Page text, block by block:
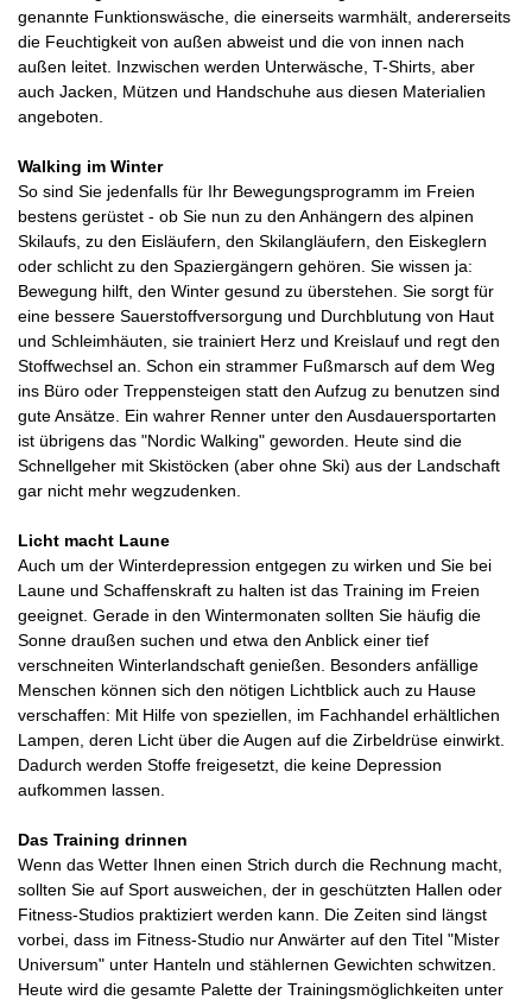
genannte Funktionswäsche, die einerseits warmhält, andererseits
die Feuchtigkeit von außen abweist und die von innen nach
außen leitet. Inzwischen werden Unterwäsche, T-Shirts, aber
auch Jacken, Mützen und Handschuhe aus diesen Materialien
angeboten.
Walking im Winter
So sind Sie jedenfalls für Ihr Bewegungsprogramm im Freien
bestens gerüstet - ob Sie nun zu den Anhängern des alpinen
Skilaufs, zu den Eisläufern, den Skilangläufern, den Eiskeglern
oder schlicht zu den Spaziergängern gehören. Sie wissen ja:
Bewegung hilft, den Winter gesund zu überstehen. Sie sorgt für
eine bessere Sauerstoffversorgung und Durchblutung von Haut
und Schleimhäuten, sie trainiert Herz und Kreislauf und regt den
Stoffwechsel an. Schon ein strammer Fußmarsch auf dem Weg
ins Büro oder Treppensteigen statt den Aufzug zu benutzen sind
gute Ansätze. Ein wahrer Renner unter den Ausdauersportarten
ist übrigens das "Nordic Walking" geworden. Heute sind die
Schnellgeher mit Skistöcken (aber ohne Ski) aus der Landschaft
gar nicht mehr wegzudenken.
Licht macht Laune
Auch um der Winterdepression entgegen zu wirken und Sie bei
Laune und Schaffenskraft zu halten ist das Training im Freien
geeignet. Gerade in den Wintermonaten sollten Sie häufig die
Sonne draußen suchen und etwa den Anblick einer tief
verschneiten Winterlandschaft genießen. Besonders anfällige
Menschen können sich den nötigen Lichtblick auch zu Hause
verschaffen: Mit Hilfe von speziellen, im Fachhandel erhältlichen
Lampen, deren Licht über die Augen auf die Zirbeldrüse einwirkt.
Dadurch werden Stoffe freigesetzt, die keine Depression
aufkommen lassen.
Das Training drinnen
Wenn das Wetter Ihnen einen Strich durch die Rechnung macht,
sollten Sie auf Sport ausweichen, der in geschützten Hallen oder
Fitness-Studios praktiziert werden kann. Die Zeiten sind längst
vorbei, dass im Fitness-Studio nur Anwärter auf den Titel "Mister
Universum" unter Hanteln und stählernen Gewichten schwitzen.
Heute wird die gesamte Palette der Trainingsmöglichkeiten unter